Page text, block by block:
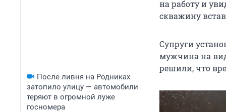
После ливня на Родниках
затопило улицу — автомобили
теряют в огромной луже
госномера
на работу и
скважину
Супруги
мужчина на
решили, что